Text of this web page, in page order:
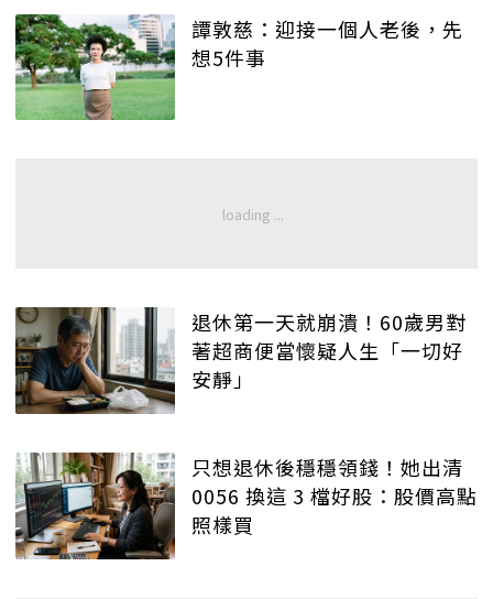
譚敦慈：迎接一個人老後，先
想5件事
退休第一天就崩潰！60歲男對
著超商便當懷疑人生「一切好
安靜」
只想退休後穩穩領錢！她出清
0056 換這 3 檔好股：股價高點
照樣買